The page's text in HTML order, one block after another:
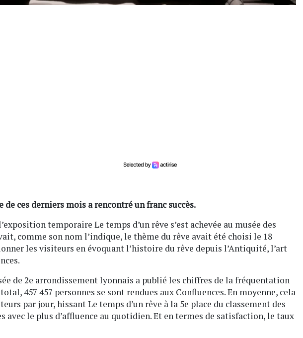
ces derniers mois a rencontré un franc succès.
temporaire Le temps d’un rêve s’est achevée au musée des
comme son nom l’indique, le thème du rêve avait été choisi le 18
les visiteurs en évoquant l’histoire du rêve depuis l’Antiquité, l’art
de 2e arrondissement lyonnais a publié les chiffres de la fréquentation
457 457 personnes se sont rendues aux Confluences. En moyenne, cela
par jour, hissant Le temps d’un rêve à la 5e place du classement des
avec le plus d’affluence au quotidien. Et en termes de satisfaction, le taux